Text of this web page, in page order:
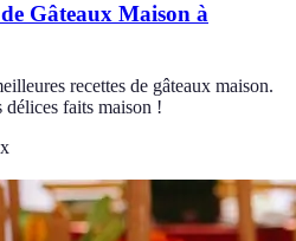
Gâteaux Maison à
recettes de gâteaux maison.
délices faits maison !